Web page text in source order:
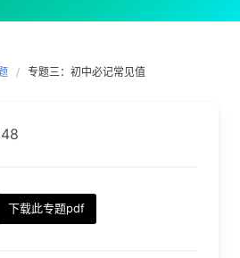
专题三：初中必记常见值
下载此专题pdf